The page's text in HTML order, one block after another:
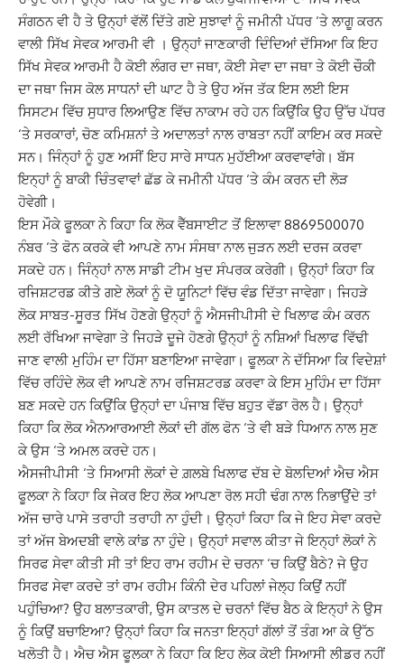
ਸੰਗਠਨ ਵੀ ਹੈ ਤੇ ਉਨ੍ਹਾਂ ਵੱਲੋਂ ਦਿੱਤੇ ਗਏ ਸੁਝਾਵਾਂ ਨੂੰ ਜਮੀਨੀ ਪੱਧਰ ‘ਤੇ ਲਾਗੂ ਕਰਨ
ਵਾਲੀ ਸਿੱਖ ਸੇਵਕ ਆਰਮੀ ਵੀ । ਉਨ੍ਹਾਂ ਜਾਣਕਾਰੀ ਦਿੰਦਿਆਂ ਦੱਸਿਆ ਕਿ ਇਹ
ਸਿੱਖ ਸੇਵਕ ਆਰਮੀ ਹੈ ਕੋਈ ਲੰਗਰ ਦਾ ਜਥਾ, ਕੋਈ ਸੇਵਾ ਦਾ ਜਥਾ ਤੇ ਕੋਈ ਚੌਕੀ
ਦਾ ਜਥਾ ਜਿਸ ਕੋਲ ਸਾਧਨਾਂ ਦੀ ਘਾਟ ਹੈ ਤੇ ਉਹ ਅੱਜ ਤੱਕ ਇਸ ਲਈ ਇਸ
ਸਿਸਟਮ ਵਿੱਚ ਸੁਧਾਰ ਲਿਆਉਣ ਵਿੱਚ ਨਾਕਾਮ ਰਹੇ ਹਨ ਕਿਉਂਕਿ ਉਹ ਉੱਚ ਪੱਧਰ
‘ਤੇ ਸਰਕਾਰਾਂ, ਚੋਣ ਕਮਿਸ਼ਨਾਂ ਤੇ ਅਦਾਲਤਾਂ ਨਾਲ ਰਾਬਤਾ ਨਹੀਂ ਕਾਇਮ ਕਰ ਸਕਦੇ
ਸਨ। ਜਿੰਨ੍ਹਾਂ ਨੂੰ ਹੁਣ ਅਸੀਂ ਇਹ ਸਾਰੇ ਸਾਧਨ ਮੁਹੱਈਆ ਕਰਵਾਵਾਂਗੇ। ਬੱਸ
ਇਨ੍ਹਾਂ ਨੂੰ ਬਾਕੀ ਚਿੰਤਵਾਵਾਂ ਛੱਡ ਕੇ ਜਮੀਨੀ ਪੱਧਰ ‘ਤੇ ਕੰਮ ਕਰਨ ਦੀ ਲੋੜ
ਹੋਵੇਗੀ।
ਇਸ ਮੌਕੇ ਫੂਲਕਾ ਨੇ ਕਿਹਾ ਕਿ ਲੋਕ ਵੈੱਬਸਾਈਟ ਤੋਂ ਇਲਾਵਾ 8869500070
ਨੰਬਰ ‘ਤੇ ਫੋਨ ਕਰਕੇ ਵੀ ਆਪਣੇ ਨਾਮ ਸੰਸਥਾ ਨਾਲ ਜੁੜਨ ਲਈ ਦਰਜ ਕਰਵਾ
ਸਕਦੇ ਹਨ। ਜਿੰਨ੍ਹਾਂ ਨਾਲ ਸਾਡੀ ਟੀਮ ਖੁਦ ਸੰਪਰਕ ਕਰੇਗੀ। ਉਨ੍ਹਾਂ ਕਿਹਾ ਕਿ
ਰਜਿਸ਼ਟਰਡ ਕੀਤੇ ਗਏ ਲੋਕਾਂ ਨੂੰ ਦੋ ਯੂਨਿਟਾਂ ਵਿੱਚ ਵੰਡ ਦਿੱਤਾ ਜਾਵੇਗਾ। ਜਿਹੜੇ
ਲੋਕ ਸਾਬਤ-ਸੂਰਤ ਸਿੱਖ ਹੋਣਗੇ ਉਨ੍ਹਾਂ ਨੂੰ ਐਸਜੀਪੀਸੀ ਦੇ ਖਿਲਾਫ ਕੰਮ ਕਰਨ
ਲਈ ਰੱਖਿਆ ਜਾਵੇਗਾ ਤੇ ਜਿਹੜੇ ਦੂਜੇ ਹੋਣਗੇ ਉਨ੍ਹਾਂ ਨੂੰ ਨਸ਼ਿਆਂ ਖਿਲਾਫ ਵਿੱਢੀ
ਜਾਣ ਵਾਲੀ ਮੁਹਿੰਮ ਦਾ ਹਿੱਸਾ ਬਣਾਇਆ ਜਾਵੇਗਾ। ਫੂਲਕਾ ਨੇ ਦੱਸਿਆ ਕਿ ਵਿਦੇਸ਼ਾਂ
ਵਿੱਚ ਰਹਿੰਦੇ ਲੋਕ ਵੀ ਆਪਣੇ ਨਾਮ ਰਜਿਸ਼ਟਰਡ ਕਰਵਾ ਕੇ ਇਸ ਮੁਹਿੰਮ ਦਾ ਹਿੱਸਾ
ਬਣ ਸਕਦੇ ਹਨ ਕਿਉਂਕਿ ਉਨ੍ਹਾਂ ਦਾ ਪੰਜਾਬ ਵਿੱਚ ਬਹੁਤ ਵੱਡਾ ਰੋਲ ਹੈ। ਉਨ੍ਹਾਂ
ਕਿਹਾ ਕਿ ਲੋਕ ਐਨਆਰਆਈ ਲੋਕਾਂ ਦੀ ਗੱਲ ਫੋਨ ‘ਤੇ ਵੀ ਬੜੇ ਧਿਆਨ ਨਾਲ ਸੁਣ
ਕੇ ਉਸ ‘ਤੇ ਅਮਲ ਕਰਦੇ ਹਨ।
ਐਸਜੀਪੀਸੀ ‘ਤੇ ਸਿਆਸੀ ਲੋਕਾਂ ਦੇ ਗ਼ਲਬੇ ਖਿਲਾਫ ਦੱਬ ਦੇ ਬੋਲਦਿਆਂ ਐਚ ਐਸ
ਫੂਲਕਾ ਨੇ ਕਿਹਾ ਕਿ ਜੇਕਰ ਇਹ ਲੋਕ ਆਪਣਾ ਰੋਲ ਸਹੀ ਢੰਗ ਨਾਲ ਨਿਭਾਉਂਦੇ ਤਾਂ
ਅੱਜ ਚਾਰੇ ਪਾਸੇ ਤਰਾਹੀ ਤਰਾਹੀ ਨਾ ਹੁੰਦੀ। ਉਨ੍ਹਾਂ ਕਿਹਾ ਕਿ ਜੇ ਇਹ ਸੇਵਾ ਕਰਦੇ
ਤਾਂ ਅੱਜ ਬੇਅਦਬੀ ਵਾਲੇ ਕਾਂਡ ਨਾ ਹੁੰਦੇ। ਉਨ੍ਹਾਂ ਸਵਾਲ ਕੀਤਾ ਜੇ ਇਨ੍ਹਾਂ ਲੋਕਾਂ ਨੇ
ਸਿਰਫ ਸੇਵਾ ਕੀਤੀ ਸੀ ਤਾਂ ਇਹ ਰਾਮ ਰਹੀਮ ਦੇ ਚਰਨਾ ‘ਚ ਕਿਉਂ ਬੈਠੇ? ਜੇ ਉਹ
ਸਿਰਫ ਸੇਵਾ ਕਰਦੇ ਤਾਂ ਰਾਮ ਰਹੀਮ ਕਿੰਨੀ ਦੇਰ ਪਹਿਲਾਂ ਜੇਲ੍ਹ ਕਿਉਂ ਨਹੀਂ
ਪਹੁੰਚਿਆ? ਉਹ ਬਲਾਤਕਾਰੀ, ਉਸ ਕਾਤਲ ਦੇ ਚਰਨਾਂ ਵਿੱਚ ਬੈਠ ਕੇ ਇਨ੍ਹਾਂ ਨੇ ਉਸ
ਨੂੰ ਕਿਉਂ ਬਚਾਇਆ? ਉਨ੍ਹਾਂ ਕਿਹਾ ਕਿ ਜਨਤਾ ਇਨ੍ਹਾਂ ਗੱਲਾਂ ਤੋਂ ਤੰਗ ਆ ਕੇ ਉੱਠ
ਖਲੋਤੀ ਹੈ। ਐਚ ਐਸ ਫੂਲਕਾ ਨੇ ਕਿਹਾ ਕਿ ਇਹ ਲੋਕ ਕੋਈ ਸਿਆਸੀ ਲੀਡਰ ਨਹੀਂ